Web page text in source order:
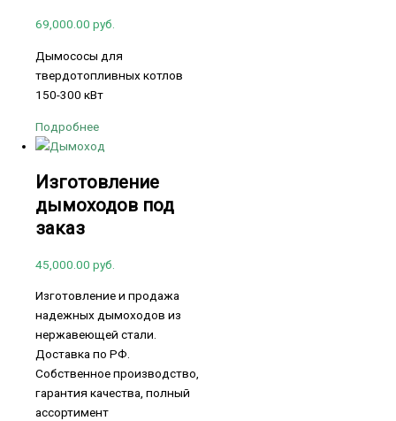
69,000.00 руб.
Дымососы для
твердотопливных котлов
150-300 кВт
Подробнее
Изготовление
дымоходов под
заказ
45,000.00 руб.
Изготовление и продажа
надежных дымоходов из
нержавеющей стали.
Доставка по РФ.
Собственное производство,
гарантия качества, полный
ассортимент